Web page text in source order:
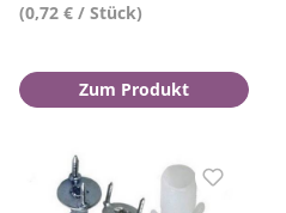
(0,72 € / Stück)
Zum Produkt